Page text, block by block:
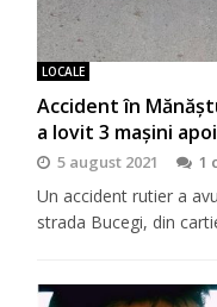
LOCALE
Accident în
a lovit 3 mașini
5 august 2021 1
Un accident rutier a
strada Bucegi, din